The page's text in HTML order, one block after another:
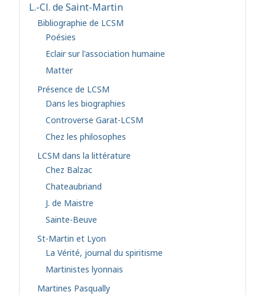
L.-Cl. de Saint-Martin
Bibliographie de LCSM
Poésies
Eclair sur l'association humaine
Matter
Présence de LCSM
Dans les biographies
Controverse Garat-LCSM
Chez les philosophes
LCSM dans la littérature
Chez Balzac
Chateaubriand
J. de Maistre
Sainte-Beuve
St-Martin et Lyon
La Vérité, journal du spiritisme
Martinistes lyonnais
Martines Pasqually